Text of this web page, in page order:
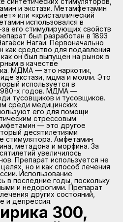
и экстази. Метамфетамин
или «кристаллический
использовался в
его стимулирующих свойств
был разработан в 1893
Нагаи. Первоначально
как средство для подавления
он был выпущен на рынок в
в качестве
МДМА — это наркотик,
экстази, мдма и молли. Это
используется в
х годов. МДМА —
тусовщиков и тусовщиков.
среди медицинских
его для помощи
стрессовым
— это другое
десятилетиями
стимулятора. Амфетамин
метадона и морфина. За
увеличилось
Препарат используется не
но и как способ лечения
Использование
в последние годы, поскольку
и недорогими. Препарат
других состояний,
и депрессия.
300,